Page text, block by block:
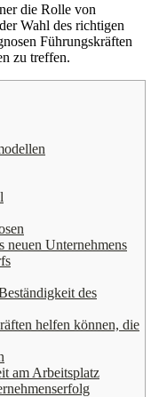
die Rolle von
Wahl des richtigen
Führungskräften
zu treffen.
neuen Unternehmens
des
helfen können, die
am Arbeitsplatz